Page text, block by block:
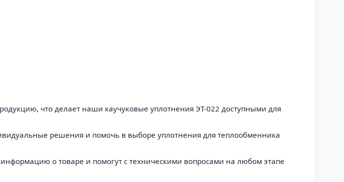
что делает наши каучуковые уплотнения ЭТ-022 доступными для
решения и помочь в выборе уплотнения для теплообменника
о товаре и помогут с техническими вопросами на любом этапе